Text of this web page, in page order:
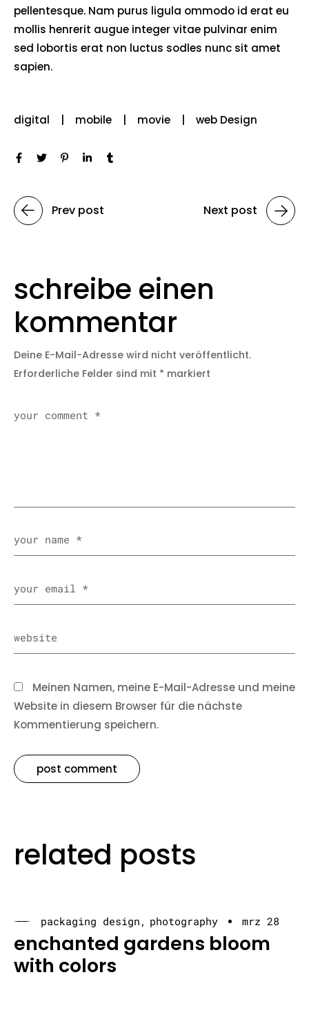
pellentesque. Nam purus ligula ommodo id erat eu
mollis henrerit augue integer vitae pulvinar enim
sed lobortis erat non luctus sodles nunc sit amet
sapien.
digital mobile movie web Design
Prev post Next post
schreibe einen
kommentar
Deine E-Mail-Adresse wird nicht veröffentlicht.
Erforderliche Felder sind mit * markiert
Meinen Namen, meine E-Mail-Adresse und meine
Website in diesem Browser für die nächste
Kommentierung speichern.
related posts
packaging design photography mrz 28
enchanted gardens bloom
with colors